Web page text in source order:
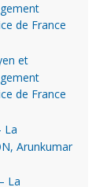
de France
et
de France
La
Arunkumar
La